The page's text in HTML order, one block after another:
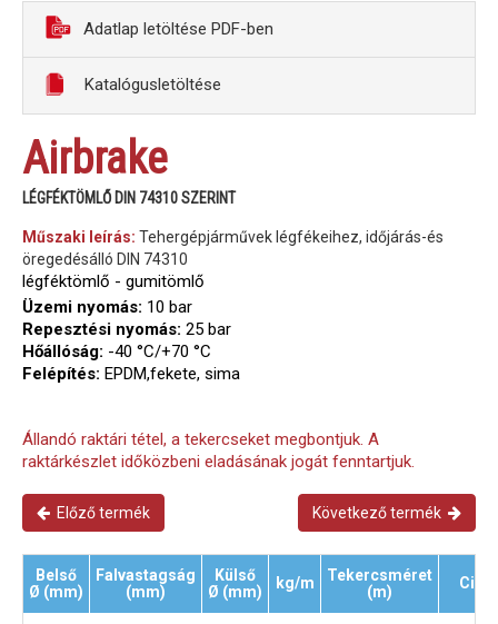
Adatlap letöltése PDF-ben
Katalógusletöltése
Airbrake
LÉGFÉKTÖMLŐ DIN 74310 SZERINT
Műszaki leírás: Tehergépjárművek légfékeihez, időjárás-és
öregedésálló DIN 74310
légféktömlő - gumitömlő
Üzemi nyomás: 10 bar
Repesztési nyomás: 25 bar
Hőállóság: -40 °C/+70 °C
Felépítés: EPDM,fekete, sima
Állandó raktári tétel, a tekercseket megbontjuk. A
raktárkészlet időközbeni eladásának jogát fenntartjuk.
Előző termék Következő termék
Belső
Ø (mm)
Falvastagság
(mm)
Külső
Ø (mm)
kg/m
Tekercsméret
(m)